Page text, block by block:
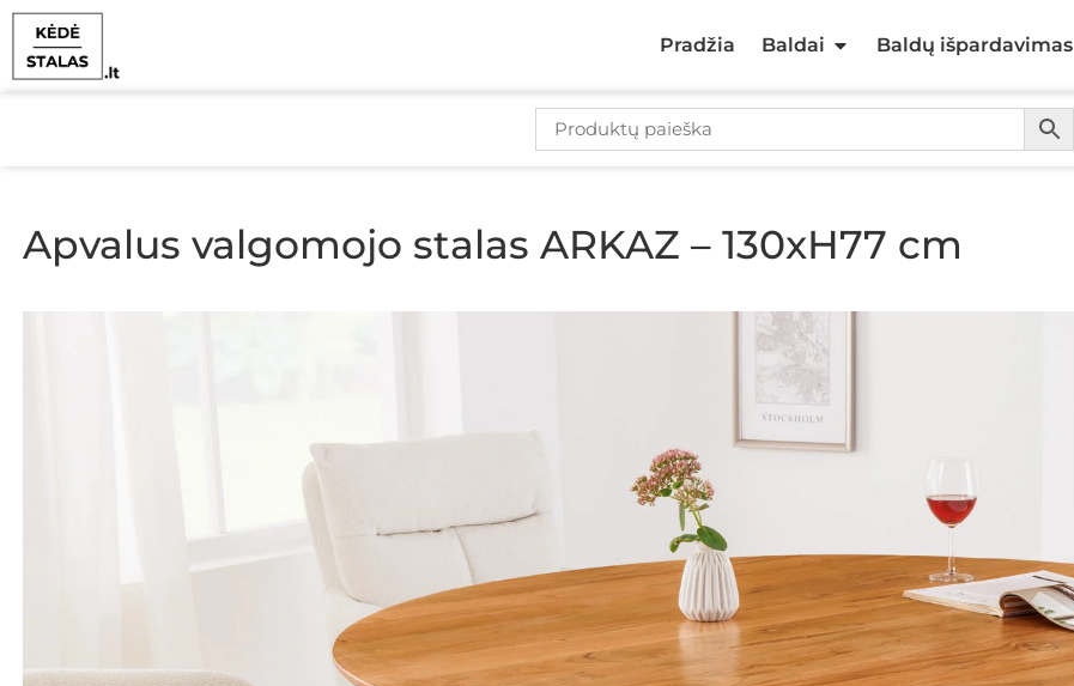
Pradžia Baldai Baldų išpardavimas
Apvalus valgomojo stalas ARKAZ – 130xH77 cm